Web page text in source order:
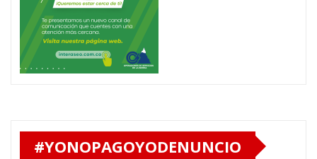
#YONOPAGOYODENUNCIO